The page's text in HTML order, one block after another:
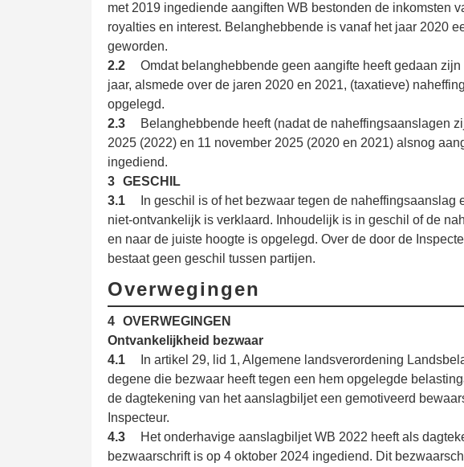
met 2019 ingediende aangiften WB bestonden de inkomsten
royalties en interest. Belanghebbende is vanaf het jaar 2020
geworden.
2.2
Omdat belanghebbende geen aangifte heeft gedaan
jaar, alsmede over de jaren 2020 en 2021, (taxatieve)
opgelegd.
2.3
Belanghebbende heeft (nadat de naheffingsaanslagen
2025 (2022) en 11 november 2025 (2020 en 2021) alsnog
ingediend.
3 GESCHIL
3.1
In geschil is of het bezwaar tegen de naheffingsaanslag
niet-ontvankelijk is verklaard. Inhoudelijk is in geschil of de
en naar de juiste hoogte is opgelegd. Over de door de
bestaat geen geschil tussen partijen.
Overwegingen
4 OVERWEGINGEN
Ontvankelijkheid bezwaar
4.1
In artikel 29, lid 1, Algemene landsverordening
degene die bezwaar heeft tegen een hem opgelegde
de dagtekening van het aanslagbiljet een gemotiveerd
Inspecteur.
4.3
Het onderhavige aanslagbiljet WB 2022 heeft als
bezwaarschrift is op 4 oktober 2024 ingediend. Dit